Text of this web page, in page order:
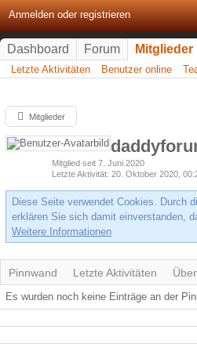
Anmelden oder registrieren
Dashboard Forum Mitglieder
Letzte Aktivitäten Benutzer online
Mitglieder
Mitglied seit 7. Juni 2020
Letzte Aktivität 20. Oktober 2020,
Diese Seite verwendet Cookies. Durch
erklären Sie sich damit einverstanden,
Weitere Informationen
Pinnwand Letzte Aktivitäten
Es wurden noch keine Einträge an der